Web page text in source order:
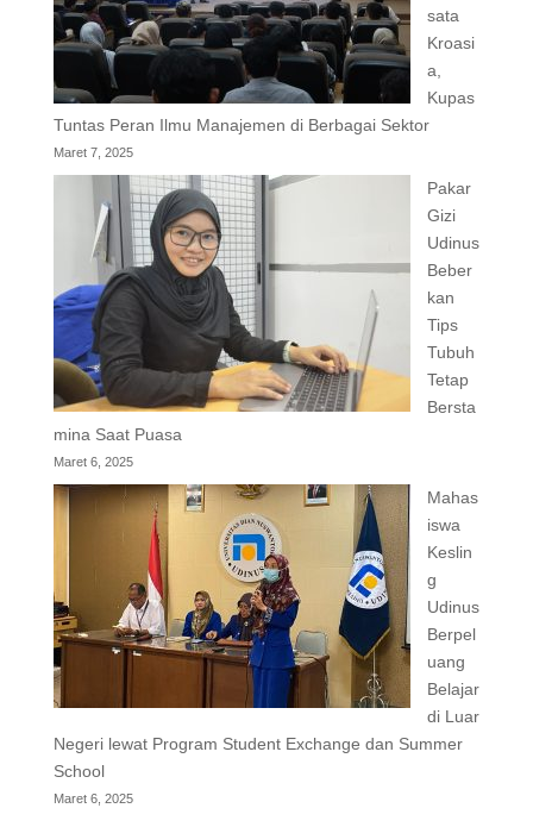
sata
Kroasi
a,
Kupas
Tuntas Peran Ilmu Manajemen di Berbagai Sektor
Maret 7, 2025
Pakar
Gizi
Udinus
Beber
kan
Tips
Tubuh
Tetap
Bersta
mina Saat Puasa
Maret 6, 2025
Mahas
iswa
Keslin
g
Udinus
Berpel
uang
Belajar
di Luar
Negeri lewat Program Student Exchange dan Summer
School
Maret 6, 2025